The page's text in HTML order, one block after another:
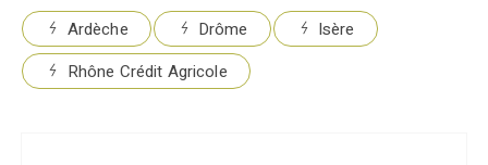
Ardèche Drôme
Isère
Rhône Crédit Agricole